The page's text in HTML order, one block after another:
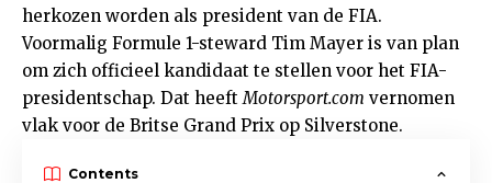
herkozen worden als president van de FIA.
Voormalig Formule 1-steward Tim Mayer is van plan
om zich officieel kandidaat te stellen voor het FIA-
presidentschap. Dat heeft Motorsport.com vernomen
vlak voor de Britse Grand Prix op Silverstone.
Contents